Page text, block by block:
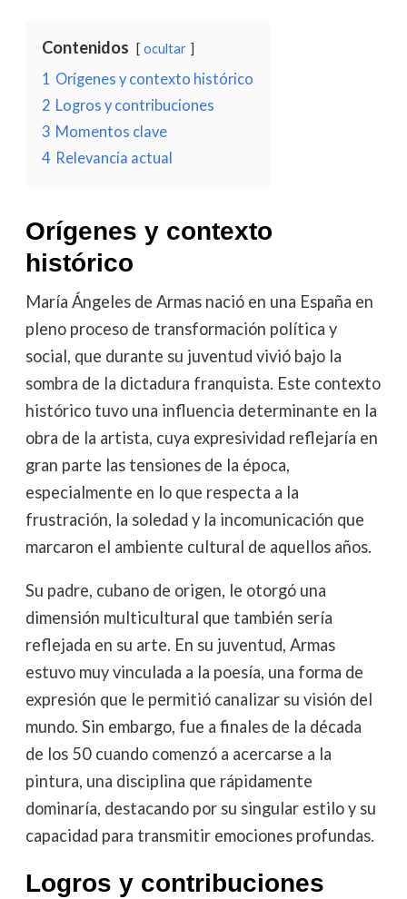
Contenidos ocultar
1 Orígenes y contexto histórico
2 Logros y contribuciones
3 Momentos clave
4 Relevancia actual
Orígenes y contexto
histórico
María Ángeles de Armas nació en una España en
pleno proceso de transformación política y
social, que durante su juventud vivió bajo la
sombra de la dictadura franquista. Este contexto
histórico tuvo una influencia determinante en la
obra de la artista, cuya expresividad reflejaría en
gran parte las tensiones de la época,
especialmente en lo que respecta a la
frustración, la soledad y la incomunicación que
marcaron el ambiente cultural de aquellos años.
Su padre, cubano de origen, le otorgó una
dimensión multicultural que también sería
reflejada en su arte. En su juventud, Armas
estuvo muy vinculada a la poesía, una forma de
expresión que le permitió canalizar su visión del
mundo. Sin embargo, fue a finales de la década
de los 50 cuando comenzó a acercarse a la
pintura, una disciplina que rápidamente
dominaría, destacando por su singular estilo y su
capacidad para transmitir emociones profundas.
Logros y contribuciones